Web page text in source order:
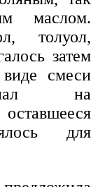
маслом.
толуол,
затем
смеси
на
для